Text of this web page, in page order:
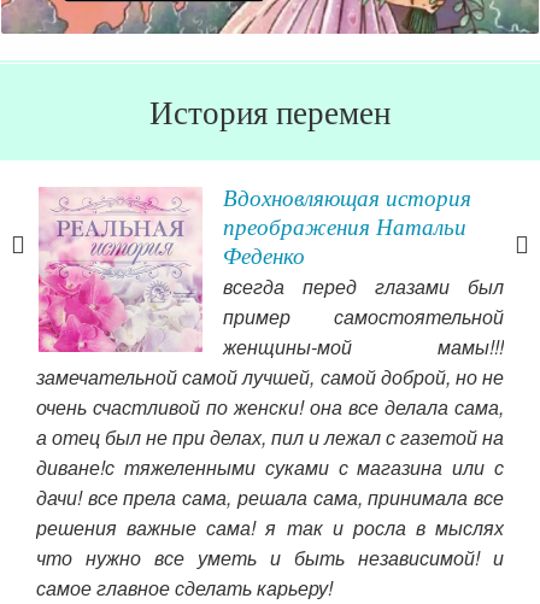
История перемен
Вдохновляющая история
преображения Натальи
Феденко
всегда перед глазами был
пример самостоятельной
женщины-мой мамы!!!
замечательной самой лучшей, самой доброй, но не
очень счастливой по женски! она все делала сама,
а отец был не при делах, пил и лежал с газетой на
диване!с тяжеленными суками с магазина или с
дачи! все прела сама, решала сама, принимала все
решения важные сама! я так и росла в мыслях
что нужно все уметь и быть независимой! и
самое главное сделать карьеру!